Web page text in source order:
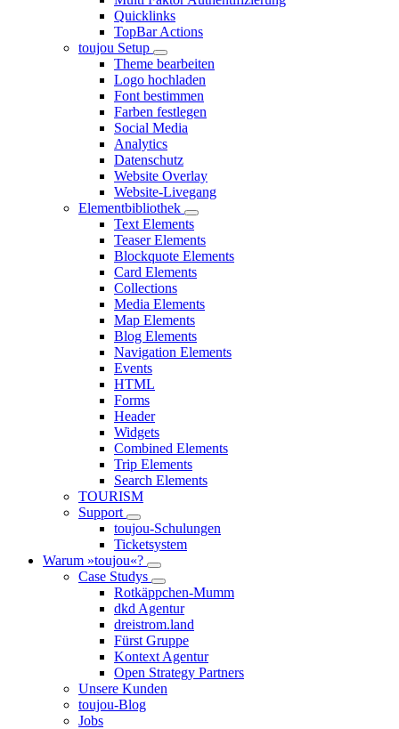
Quicklinks
TopBar Actions
toujou Setup
Theme bearbeiten
Logo hochladen
Font bestimmen
Farben festlegen
Social Media
Analytics
Datenschutz
Website Overlay
Website-Livegang
Elementbibliothek
Text Elements
Teaser Elements
Blockquote Elements
Card Elements
Collections
Media Elements
Map Elements
Blog Elements
Navigation Elements
Events
HTML
Forms
Header
Widgets
Combined Elements
Trip Elements
Search Elements
TOURISM
Support
toujou-Schulungen
Ticketsystem
Warum »toujou«?
Case Studys
Rotkäppchen-Mumm
dkd Agentur
dreistrom.land
Fürst Gruppe
Kontext Agentur
Open Strategy Partners
Unsere Kunden
toujou-Blog
Jobs